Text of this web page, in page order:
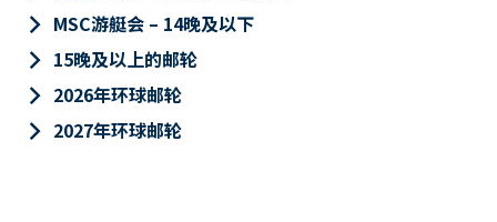
keyboard_arrow_right MSC游艇会 – 14晚及以下
keyboard_arrow_right 15晚及以上的邮轮
keyboard_arrow_right 2026年环球邮轮
keyboard_arrow_right 2027年环球邮轮